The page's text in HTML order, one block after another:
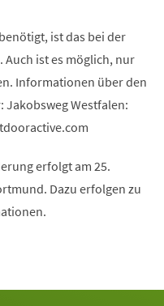
ist das bei der
ist es möglich, nur
Informationen über den
Jakobsweg Westfalen:
erfolgt am 25.
Dazu erfolgen zu